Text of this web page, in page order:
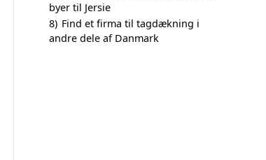
byer til Jersie
8) Find et firma til tagdækning i
andre dele af Danmark